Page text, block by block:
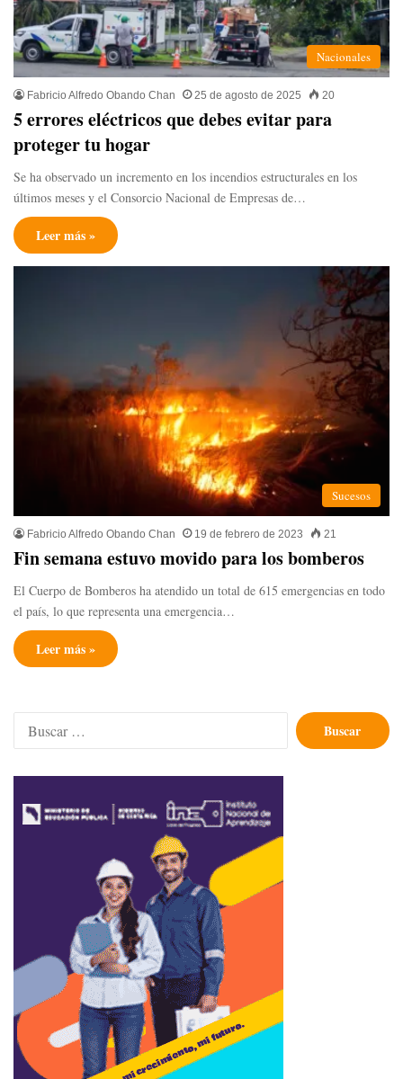
Nacionales
Fabricio Alfredo Obando Chan 25 de agosto de 2025 20
5 errores eléctricos que debes evitar para
proteger tu hogar
Se ha observado un incremento en los incendios estructurales en los
últimos meses y el Consorcio Nacional de Empresas de…
Leer más »
Sucesos
Fabricio Alfredo Obando Chan 19 de febrero de 2023 21
Fin semana estuvo movido para los bomberos
El Cuerpo de Bomberos ha atendido un total de 615 emergencias en todo
el país, lo que representa una emergencia…
Leer más »
Buscar: